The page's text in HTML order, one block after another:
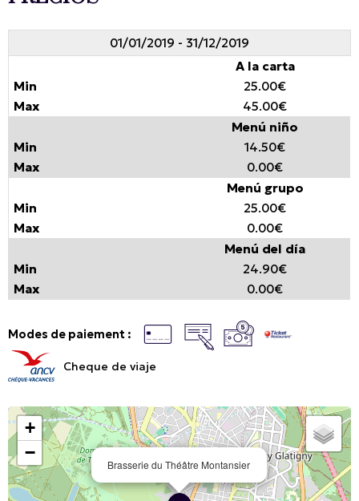
01/01/2019 - 31/12/2019
A la carta
25.00€
45.00€
Menú niño
14.50€
0.00€
Menú grupo
25.00€
0.00€
Menú del día
24.90€
0.00€
Modes de paiement :
Cheque de viaje
Brasserie du Théâtre Montansier
+
−